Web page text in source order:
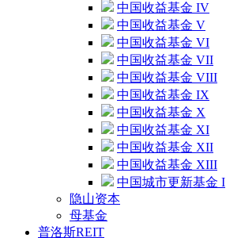
中国收益基金 IV
中国收益基金 V
中国收益基金 VI
中国收益基金 VII
中国收益基金 VIII
中国收益基金 IX
中国收益基金 X
中国收益基金 XI
中国收益基金 XII
中国收益基金 XIII
中国城市更新基金 I
隐山资本
母基金
普洛斯REIT